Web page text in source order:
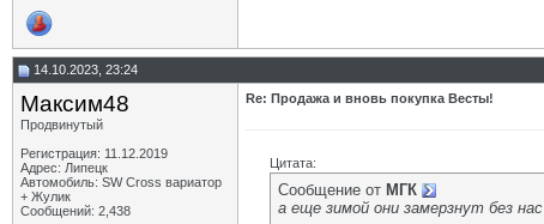
14.10.2023, 23:24
Максим48
Продвинутый
Регистрация: 11.12.2019
Адрес: Липецк
Автомобиль: SW Cross вариатор
+ Жулик
Сообщений: 2,438
Re: Продажа и вновь покупка Весты!
Цитата:
Сообщение от МГК
а еще зимой они замерзнут без нас